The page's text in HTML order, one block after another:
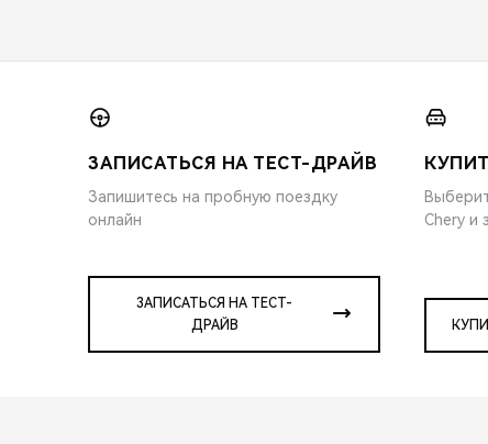
ЗАПИСАТЬСЯ НА ТЕСТ-ДРАЙВ
Запишитесь на пробную поездку
онлайн
ЗАПИСАТЬСЯ НА ТЕСТ-
ДРАЙВ
Chery и